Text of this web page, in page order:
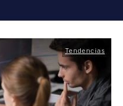
Tendencias